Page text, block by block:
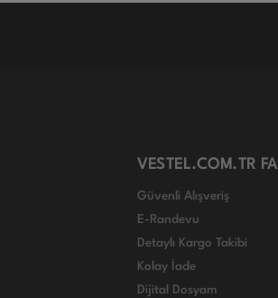
VESTEL.COM.TR
Güvenli Alışveriş
E-Randevu
Detaylı Kargo Takibi
Kolay İade
Dijital Dosyam